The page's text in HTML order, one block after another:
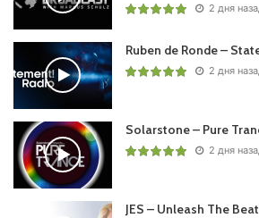
2 дня
Ruben de Ronde –
2 дня
Solarstone – Pure
2 дня
JES – Unleash The